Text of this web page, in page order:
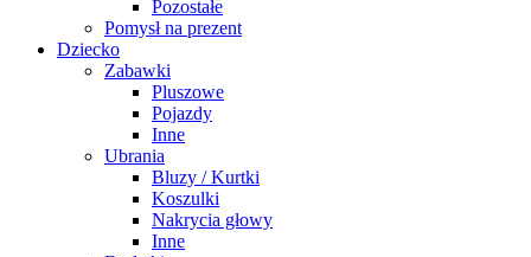
Pozostałe
Pomysł na prezent
Dziecko
Zabawki
Pluszowe
Pojazdy
Inne
Ubrania
Bluzy / Kurtki
Koszulki
Nakrycia głowy
Inne